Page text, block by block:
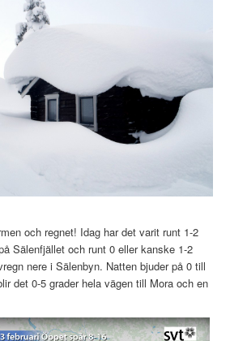
och regnet! Idag har det varit runt 1-2
Sälenfjället och runt 0 eller kanske 1-2
nere i Sälenbyn. Natten bjuder på 0 till
det 0-5 grader hela vägen till Mora och en